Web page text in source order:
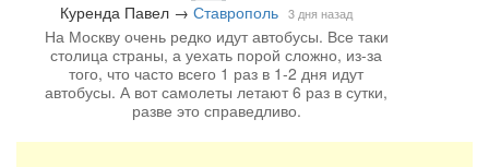
Куренда Павел→ Ставрополь 3 дня назад
На Москву очень редко идут автобусы. Все таки
столица страны, а уехать порой сложно, из-за
того, что часто всего 1 раз в 1-2 дня идут
автобусы. А вот самолеты летают 6 раз в сутки,
разве это справедливо.